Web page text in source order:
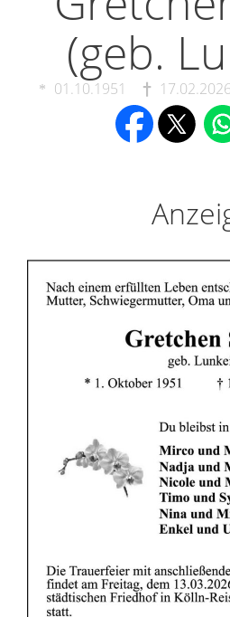
(geb.
01.10.1951 17.02.2026